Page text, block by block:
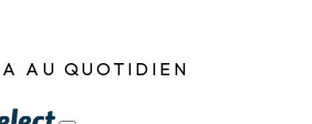
AU QUOTIDIEN